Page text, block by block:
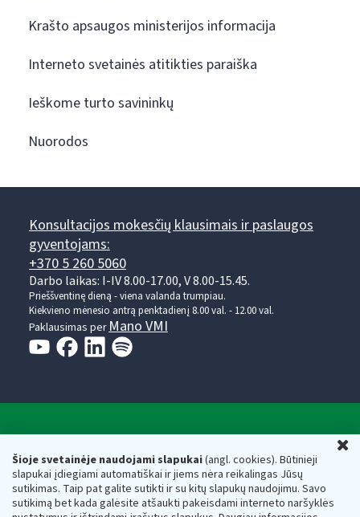
Šioje svetainėje naudojami slapukai(angl. cookies). Būtinieji
slapukai įdiegiami automatiškai ir jiems nėra reikalingas Jūsų
sutikimas. Taip pat galite sutikti ir su kitų slapukų naudojimu. Savo
sutikimą bet kada galėsite atšaukti pakeisdami interneto naršyklės
Krašto apsaugos ministerijos informacija
Interneto svetainės atitikties paraiška
Ieškome turto savininkų
Nuorodos
Konsultacijos mokesčių klausimais ir paslaugos
gyventojams:
+370 5 260 5060
Darbo laikas: I-IV 8.00-17.00, V 8.00-15.45.
Prieššventinę dieną - viena valanda trumpiau.
Kiekvieno mėnesio antrą penktadienį 8.00 val. - 12.00 val.
Paklausimas per Mano VMI
Respublikos finansų ministerijos
Biudžetinė įstaiga. Juridinio asmens kodas — 188659752,
adresas: Vasario 16-osios g. 14, 01107 Vilnius, Lietuva, el.paštas:
vmi@vmi.lt, E. pristatymo dėžutės adresas 188659752